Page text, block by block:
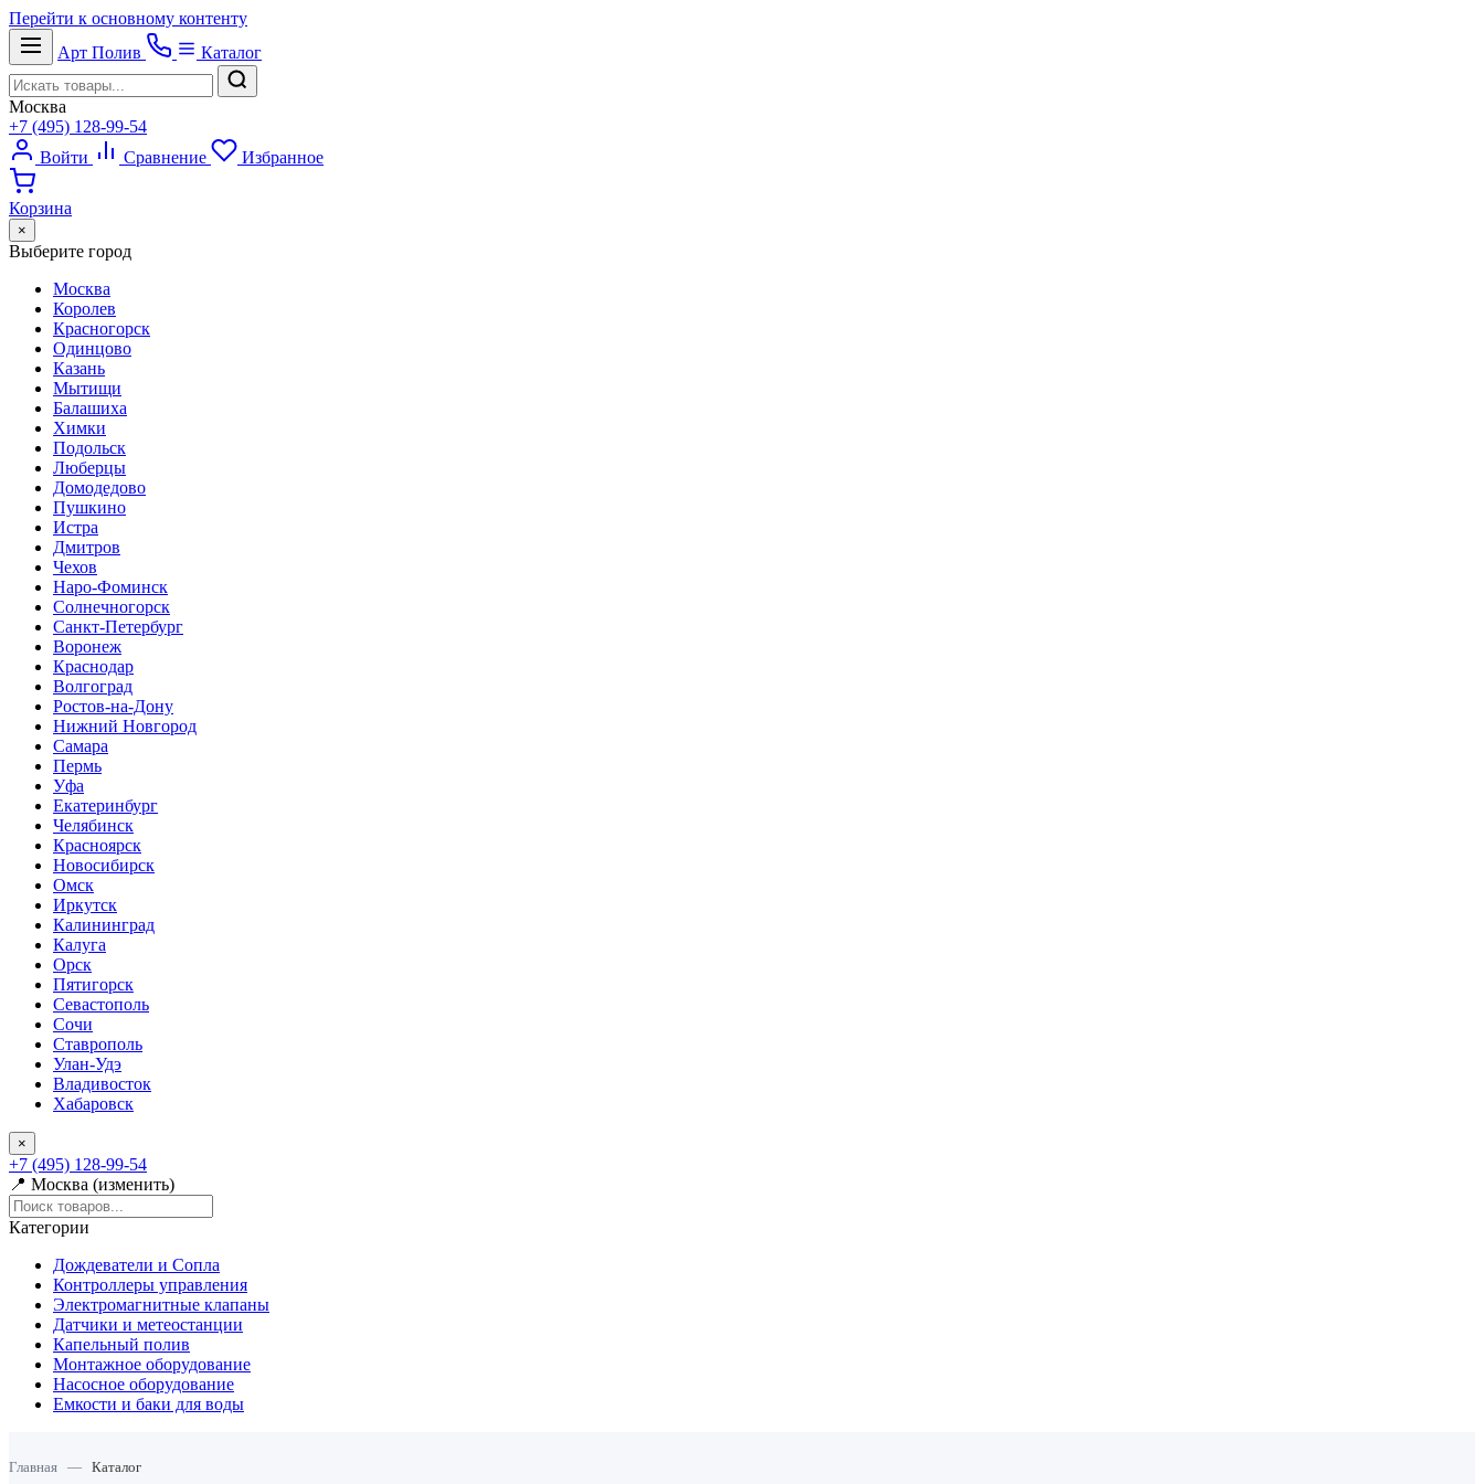
Перейти к основному контенту
Арт Полив Каталог
Москва
+7 (495) 128-99-54
Войти
Сравнение Избранное
Корзина
×
Выберите город
Москва
Королев
Красногорск
Одинцово
Казань
Мытищи
Балашиха
Химки
Подольск
Люберцы
Домодедово
Пушкино
Истра
Дмитров
Чехов
Наро-Фоминск
Солнечногорск
Санкт-Петербург
Воронеж
Краснодар
Волгоград
Ростов-на-Дону
Нижний Новгород
Самара
Пермь
Уфа
Екатеринбург
Челябинск
Красноярск
Новосибирск
Омск
Иркутск
Калининград
Калуга
Орск
Пятигорск
Севастополь
Сочи
Ставрополь
Улан-Удэ
Владивосток
Хабаровск
×
+7 (495) 128-99-54
📍 Москва (изменить)
Категории
Дождеватели и Сопла
Контроллеры управления
Электромагнитные клапаны
Датчики и метеостанции
Капельный полив
Монтажное оборудование
Насосное оборудование
Емкости и баки для воды
Главная — Каталог